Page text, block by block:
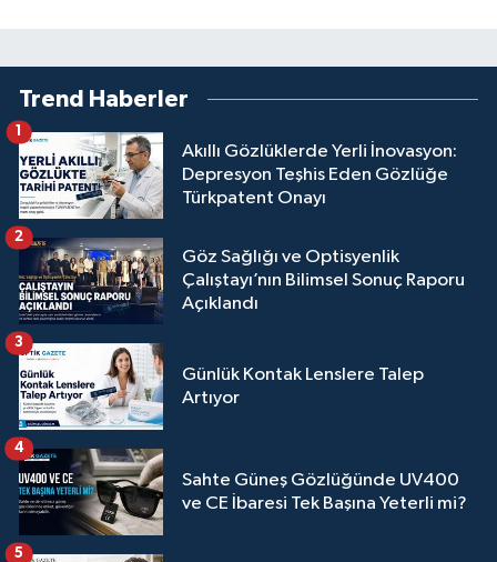
Trend Haberler
Akıllı Gözlüklerde Yerli İnovasyon:
Depresyon Teşhis Eden Gözlüğe
Türkpatent Onayı
1
Göz Sağlığı ve Optisyenlik
Çalıştayı’nın Bilimsel Sonuç Raporu
Açıklandı
2
Günlük Kontak Lenslere Talep
Artıyor
3
Sahte Güneş Gözlüğünde UV400
ve CE İbaresi Tek Başına Yeterli mi?
4
5